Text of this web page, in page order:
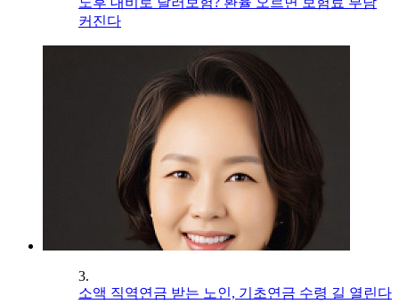
커진다
3.
소액 직역연금 받는 노인, 기초연금 수령 길 열린다